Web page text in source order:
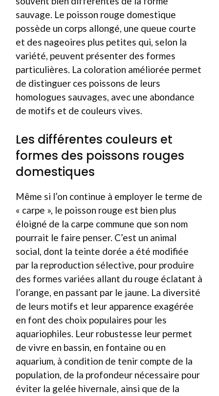
sauvage. Le poisson rouge domestique
possède un corps allongé, une queue courte
et des nageoires plus petites qui, selon la
variété, peuvent présenter des formes
particulières. La coloration améliorée permet
de distinguer ces poissons de leurs
homologues sauvages, avec une abondance
de motifs et de couleurs vives.
Les différentes couleurs et
formes des poissons rouges
domestiques
Même si l’on continue à employer le terme de
« carpe », le poisson rouge est bien plus
éloigné de la carpe commune que son nom
pourrait le faire penser. C’est un animal
social, dont la teinte dorée a été modifiée
par la reproduction sélective, pour produire
des formes variées allant du rouge éclatant à
l’orange, en passant par le jaune. La diversité
de leurs motifs et leur apparence exagérée
en font des choix populaires pour les
aquariophiles. Leur robustesse leur permet
de vivre en bassin, en fontaine ou en
aquarium, à condition de tenir compte de la
population, de la profondeur nécessaire pour
éviter la gelée hivernale, ainsi que de la